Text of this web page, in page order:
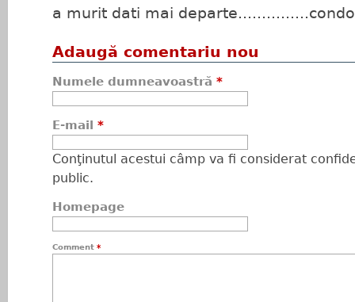
a murit dati mai
Adaugă comentariu nou
Numele dumneavoastră *
E-mail *
Conţinutul acestui câmp va fi considerat
public.
Homepage
Comment *